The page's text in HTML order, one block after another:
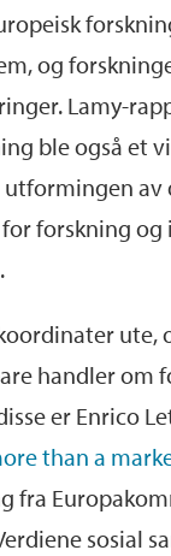
og
Lamy-
ble også et
av
forskning og
ute,
handler om
er Enrico
than a
fra
sosial